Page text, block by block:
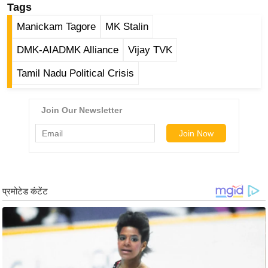
g
N
w
s
क्नॉ
लॉ
जी
टी
Tags
Manickam Tagore MK Stalin
DMK-AIADMK Alliance Vijay TVK
Tamil Nadu Political Crisis